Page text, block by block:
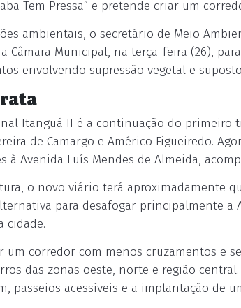
Tem Pressa” e pretende criar um
ambientais, o secretário de Meio
Câmara Municipal, na terça-feira (26),
envolvendo supressão vegetal e
Itanguá II é a continuação do primeiro
de Camargo e Américo Figueiredo.
à Avenida Luís Mendes de Almeida,
o novo viário terá aproximadamente
para desafogar principalmente a
cidade.
um corredor com menos cruzamentos e
das zonas oeste, norte e região
passeios acessíveis e a implantação de